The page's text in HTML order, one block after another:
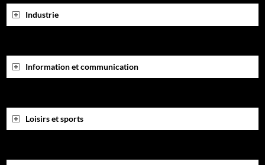
Industrie
Information et communication
Loisirs et sports